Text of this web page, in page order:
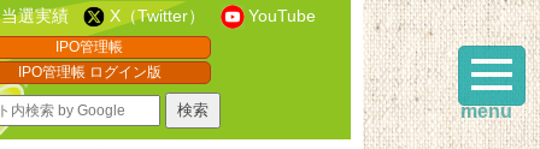
当選実績 X（Twitter） YouTube
IPO管理帳
IPO管理帳 ログイン版
menu